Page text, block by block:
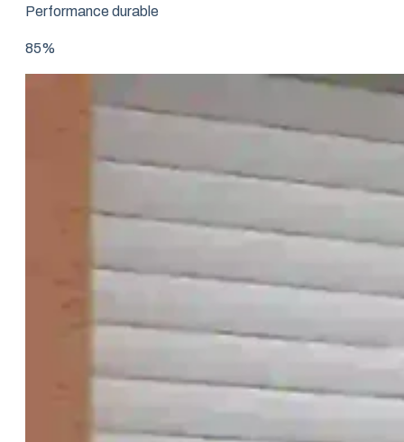
Performance durable
85%